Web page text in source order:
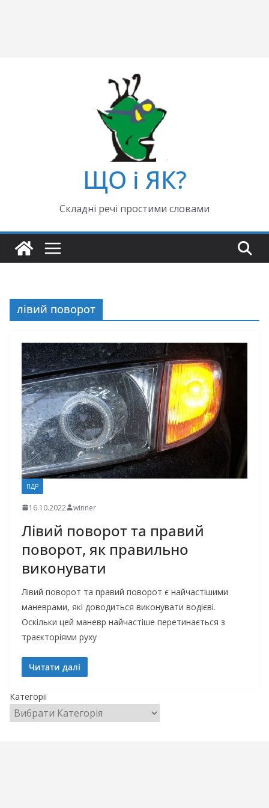
ЩО і ЯК?
Складні речі простими словами
лівий поворот
ПДР
16.10.2022 winner
Лівий поворот та правий
поворот, як правильно
виконувати
Лівий поворот та правий поворот є найчастішими
маневрами, які доводиться виконувати водієві.
Оскільки цей маневр найчастіше перетинається з
траєкторіями руху
Читати далі
Категорії